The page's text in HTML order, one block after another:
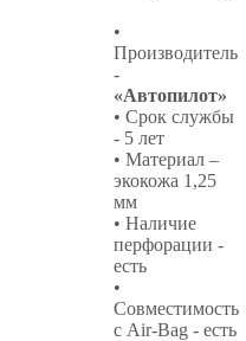
•
Производитель
-
«Автопилот»
• Срок службы
- 5 лет
• Материал –
экокожа 1,25
мм
• Наличие
перфорации -
есть
•
Совместимость
с Air-Bag - есть